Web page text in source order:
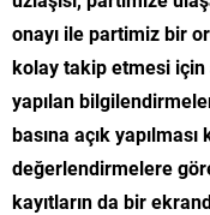
onayı ile partimiz bir
kolay takip etmesi için
yapılan
basına açık
değerlendirmelere
kayıtların da bir